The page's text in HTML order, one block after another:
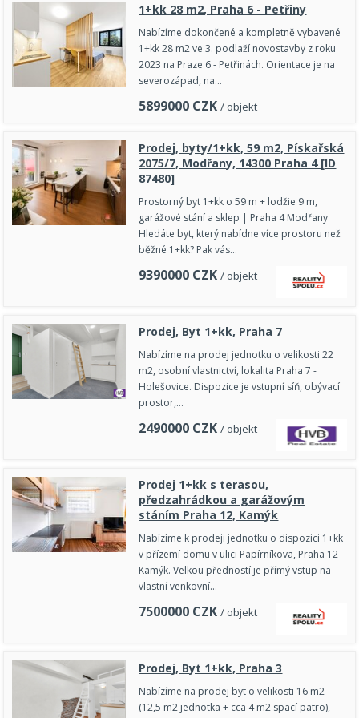
1+kk 28 m2, Praha 6 - Petřiny
Nabízíme dokončené a kompletně vybavené
1+kk 28 m2 ve 3. podlaží novostavby z roku
2023 na Praze 6 - Petřinách. Orientace je na
severozápad, na…
5899000 CZK / objekt
Prodej, byty/1+kk, 59 m2, Pískařská
2075/7, Modřany, 14300 Praha 4 [ID
87480]
Prostorný byt 1+kk o 59 m + lodžie 9 m,
garážové stání a sklep | Praha 4 Modřany
Hledáte byt, který nabídne více prostoru než
běžné 1+kk? Pak vás…
9390000 CZK / objekt
Prodej, Byt 1+kk, Praha 7
Nabízíme na prodej jednotku o velikosti 22
m2, osobní vlastnictví, lokalita Praha 7 -
Holešovice. Dispozice je vstupní síň, obývací
prostor,…
2490000 CZK / objekt
Prodej 1+kk s terasou,
předzahrádkou a garážovým
stáním Praha 12, Kamýk
Nabízíme k prodeji jednotku o dispozici 1+kk
v přízemí domu v ulici Papírníkova, Praha 12
Kamýk. Velkou předností je přímý vstup na
vlastní venkovní…
7500000 CZK / objekt
Prodej, Byt 1+kk, Praha 3
Nabízíme na prodej byt o velikosti 16 m2
(12,5 m2 jednotka + cca 4 m2 spací patro),